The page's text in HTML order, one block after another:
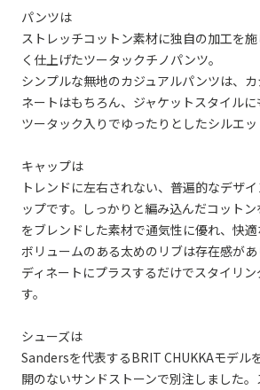
パンツは
ストレッチコットン素材に独自の加工を
く仕上げたツータックチノパンツ。
シンプルな無地のカジュアルパンツは、
ネートはもちろん、ジャケットスタイル
ツータック入りでゆったりとしたシルエッ
キャップは
トレンドに左右されない、普遍的なデザ
ップです。しっかりと編み込んだコット
をブレンドした素材で通気性に優れ、快
ボリュームのある太めのリブは存在感が
ディネートにプラスするだけでスタイリ
す。
シューズは
Sandersを代表するBRIT CHUKKAモデル
開のないサンドストーンで別注しました